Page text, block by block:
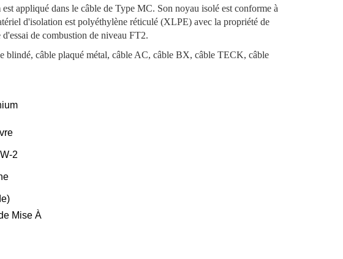
appliqué dans le câble de Type MC. Son noyau isolé est conforme à
d'isolation est polyéthylène réticulé (XLPE) avec la propriété de
de combustion de niveau FT2.
blindé, câble plaqué métal, câble AC, câble BX, câble TECK, câble
2
Mise À